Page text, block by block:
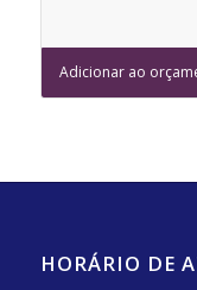
Adicionar ao
HORÁRIO DE